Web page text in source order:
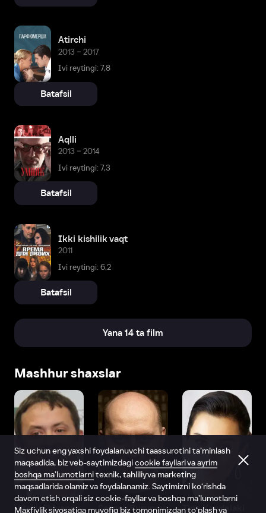
Atirchi
2013 – 2017
Ivi reytingi: 7,8
Batafsil
Aqlli
2013 – 2014
Ivi reytingi: 7,3
Batafsil
Ikki kishilik vaqt
2011
Ivi reytingi: 6,2
Batafsil
Yana 14 ta film
Mashhur shaxslar
Vitaliy Shlyappo Sergey Burunov Tina Kandelaki
Siz uchun eng yaxshi foydalanuvchi taassurotini ta’minlash
maqsadida, biz veb-saytimizdagicookie fayllari va ayrim
boshqa ma’lumotlarnitexnik, tahliliy va marketing
maqsadlarida olamiz va foydalanamiz. Saytimizni ko‘rishda
davom etish orqali siz cookie-fayllar va boshqa ma’lumotlarni
Maxfiylik siyosatiga muvofiq biz tomonimizdan to‘plash va